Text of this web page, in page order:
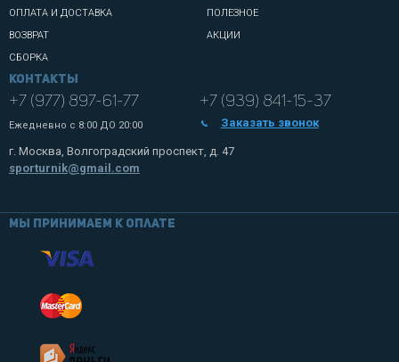
ОПЛАТА И ДОСТАВКА
ВОЗВРАТ
СБОРКА
ПОЛЕЗНОЕ
АКЦИИ
Контакты
+7 (977) 897-61-77
Ежедневно с 8:00 ДО 20:00
+7 (939) 841-15-37
Заказать звонок
г. Москва, Волгоградский проспект, д. 47
sporturnik@gmail.com
Мы принимаем к оплате